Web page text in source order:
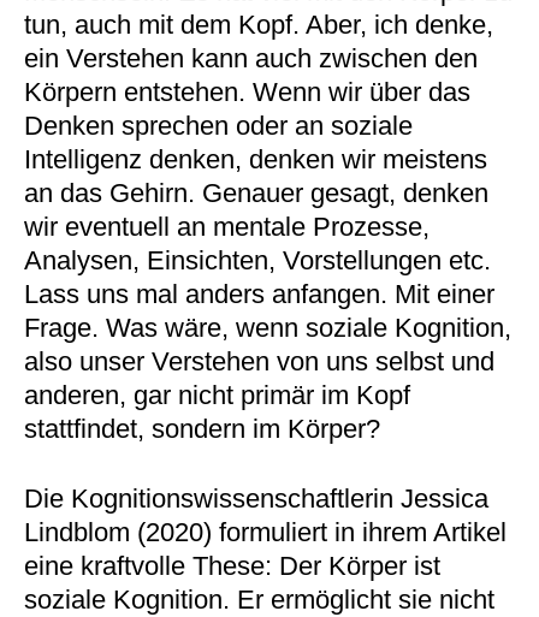
tun, auch mit dem Kopf. Aber, ich denke,
ein Verstehen kann auch zwischen den
Körpern entstehen. Wenn wir über das
Denken sprechen oder an soziale
Intelligenz denken, denken wir meistens
an das Gehirn. Genauer gesagt, denken
wir eventuell an mentale Prozesse,
Analysen, Einsichten, Vorstellungen etc.
Lass uns mal anders anfangen. Mit einer
Frage. Was wäre, wenn soziale Kognition,
also unser Verstehen von uns selbst und
anderen, gar nicht primär im Kopf
stattfindet, sondern im Körper?
Die Kognitionswissenschaftlerin Jessica
Lindblom (2020) formuliert in ihrem Artikel
eine kraftvolle These: Der Körper ist
soziale Kognition. Er ermöglicht sie nicht